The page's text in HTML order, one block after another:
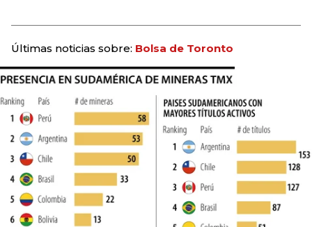
Últimas noticias sobre: Bolsa de Toronto